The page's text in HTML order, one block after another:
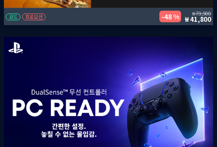
코드 프로모션 48 % 79,900
41,800